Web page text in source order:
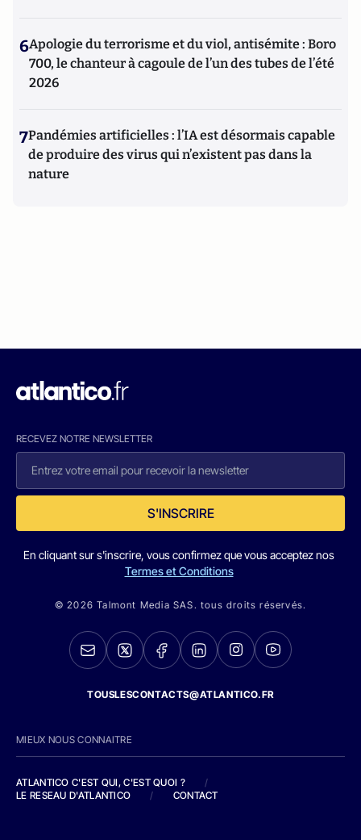
6Apologie du terrorisme et du viol, antisémite : Boro
700, le chanteur à cagoule de l’un des tubes de l’été
2026
7Pandémies artificielles : l’IA est désormais capable
de produire des virus qui n’existent pas dans la
nature
RECEVEZ NOTRE NEWSLETTER
S'INSCRIRE
En cliquant sur s'inscrire, vous confirmez que vous acceptez nos
Termes et Conditions
© 2026 Talmont Media SAS. tous droits réservés.
TOUSLESCONTACTS@ATLANTICO.FR
MIEUX NOUS CONNAITRE
ATLANTICO C'EST QUI, C'EST QUOI ?
/
LE RESEAU D'ATLANTICO
/ CONTACT